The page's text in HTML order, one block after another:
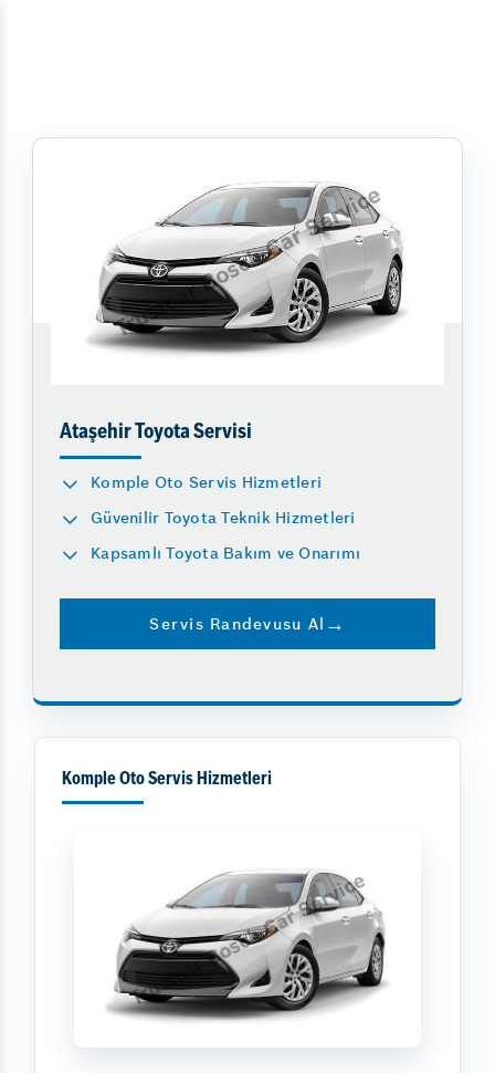
Ataşehir Toyota Servisi
Komple Oto Servis Hizmetleri
Güvenilir Toyota Teknik Hizmetleri
Kapsamlı Toyota Bakım ve Onarımı
Servis Randevusu Al
Komple Oto Servis Hizmetleri